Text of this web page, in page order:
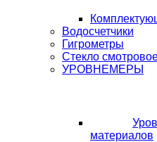
Водосчетчики
Гигрометры
Стекло
УРОВНЕМЕРЫ
материалов